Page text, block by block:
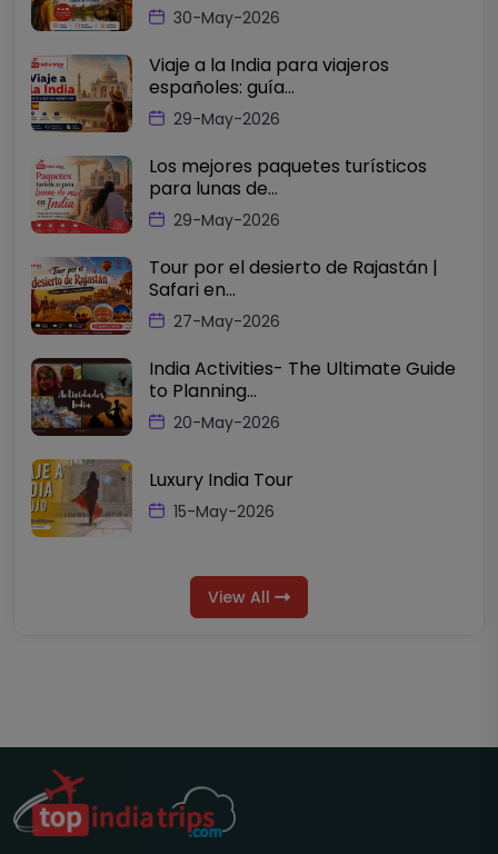
30-May-2026
Viaje a la India para viajeros
españoles: guía...
29-May-2026
Los mejores paquetes turísticos
para lunas de...
29-May-2026
Tour por el desierto de Rajastán |
Safari en...
27-May-2026
India Activities- The Ultimate Guide
to Planning...
20-May-2026
Luxury India Tour
15-May-2026
View All